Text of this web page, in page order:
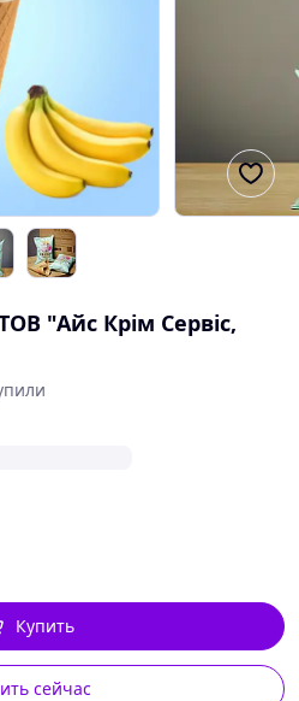
"Айс Крім Сервіс,
сейчас
Купить